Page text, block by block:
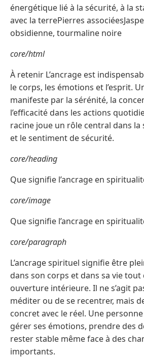
énergétique lié à la sécurité, à la
avec la terrePierres
obsidienne, tourmaline noire
core/html
À retenir L’ancrage est
le corps, les émotions et l’esprit.
manifeste par la sérénité, la
l’efficacité dans les actions
racine joue un rôle central dans
et le sentiment de sécurité.
core/heading
Que signifie l’ancrage en
core/image
Que signifie l’ancrage en
core/paragraph
L’ancrage spirituel signifie être
dans son corps et dans sa vie
ouverture intérieure. Il ne s’agit
méditer ou de se recentrer, mais
concret avec le réel. Une
gérer ses émotions, prendre des
rester stable même face à des
importants.